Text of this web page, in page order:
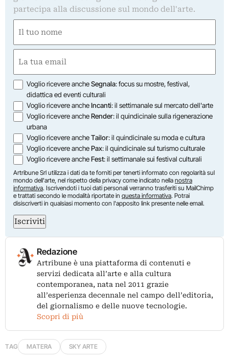
partecipa alla discussione sul mondo dell'arte.
(Required)
First
(Required)
Opzioni
Voglio ricevere ancheSegnala: focus su mostre, festival,
didattica ed eventi culturali
Voglio ricevere ancheIncanti: il settimanale sul mercato dell'arte
Voglio ricevere ancheRender: il quindicinale sulla rigenerazione
urbana
Voglio ricevere ancheTailor: il quindicinale su moda e cultura
Voglio ricevere anchePax: il quindicinale sul turismo culturale
Voglio ricevere ancheFest: il settimanale sui festival culturali
Artribune Srl utilizza i dati da te forniti per tenerti informato con regolarità sul
mondo dell'arte, nel rispetto della privacy come indicato nella nostra
informativa. Iscrivendoti i tuoi dati personali verranno trasferiti su MailChimp
e trattati secondo le modalità riportate in questa informativa. Potrai
disiscriverti in qualsiasi momento con l'apposito link presente nelle email.
Iscriviti
Redazione
Artribune è una piattaforma di contenuti e
servizi dedicata all’arte e alla cultura
contemporanea, nata nel 2011 grazie
all’esperienza decennale nel campo dell’editoria,
del giornalismo e delle nuove tecnologie.
Scopri di più
TAG MATERA SKY ARTE